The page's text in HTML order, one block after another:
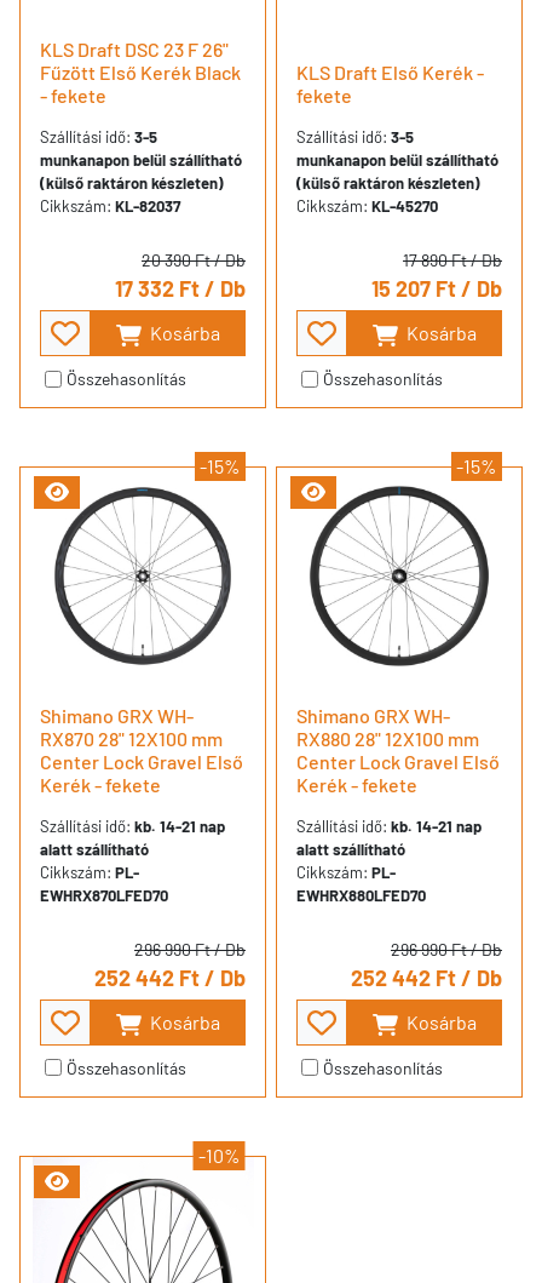
KLS Draft DSC 23 F 26"
Fűzött Első Kerék Black
- fekete
Szállítási idő: 3-5
munkanapon belül szállítható
(külső raktáron készleten)
Cikkszám: KL-82037
20 390 Ft/ Db
17 332 Ft/ Db
Kosárba
Összehasonlítás
KLS Draft Első Kerék -
fekete
Szállítási idő: 3-5
munkanapon belül szállítható
(külső raktáron készleten)
Cikkszám: KL-45270
17 890 Ft/ Db
15 207 Ft/ Db
Kosárba
Összehasonlítás
-15%
Shimano GRX WH-
RX870 28" 12X100 mm
Center Lock Gravel Első
Kerék - fekete
Szállítási idő: kb. 14-21 nap
alatt szállítható
Cikkszám: PL-
EWHRX870LFED70
296 990 Ft/ Db
252 442 Ft/ Db
Kosárba
Összehasonlítás
-15%
Shimano GRX WH-
RX880 28" 12X100 mm
Center Lock Gravel Első
Kerék - fekete
Szállítási idő: kb. 14-21 nap
alatt szállítható
Cikkszám: PL-
EWHRX880LFED70
296 990 Ft/ Db
252 442 Ft/ Db
Kosárba
Összehasonlítás
-10%